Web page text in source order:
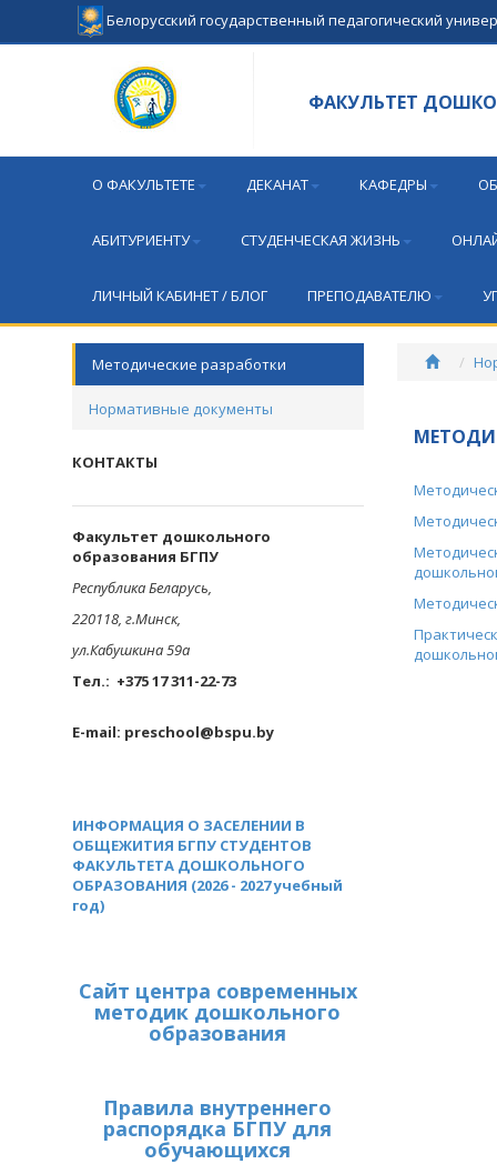
Белорусский государственный педагогический
ФАКУЛЬТЕТ
О ФАКУЛЬТЕТЕ ДЕКАНАТ КАФЕДРЫ
АБИТУРИЕНТУ СТУДЕНЧЕСКАЯ ЖИЗНЬ
ЛИЧНЫЙ КАБИНЕТ / БЛОГ ПРЕПОДАВАТЕЛЮ
Методические разработки
Нормативные документы
КОНТАКТЫ
Факультет дошкольного
образования БГПУ
Республика Беларусь,
220118, г.Минск,
ул.Кабушкина 59а
Тел.: +375 17 311-22-73
E-mail: preschool@bspu.by
ИНФОРМАЦИЯ О ЗАСЕЛЕНИИ В
ОБЩЕЖИТИЯ БГПУ СТУДЕНТОВ
ФАКУЛЬТЕТА ДОШКОЛЬНОГО
ОБРАЗОВАНИЯ (2026 - 2027 учебный
год)
Сайт центра современных
методик дошкольного
образования
Правила внутреннего
распорядка БГПУ для
обучающихся